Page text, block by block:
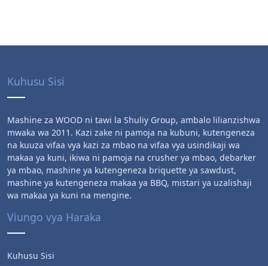
Kuhusu Sisi
Mashine za WOOD ni tawi la Shuliy Group, ambalo lilianzishwa
mwaka wa 2011. Kazi zake ni pamoja na kubuni, kutengeneza
na kuuza vifaa vya kazi za mbao na vifaa vya usindikaji wa
makaa ya kuni, ikiwa ni pamoja na crusher ya mbao, debarker
ya mbao, mashine ya kutengeneza briquette ya sawdust,
mashine ya kutengeneza makaa ya BBQ, mistari ya uzalishaji
wa makaa ya kuni na mengine.
Viungo vya Haraka
Kuhusu Sisi